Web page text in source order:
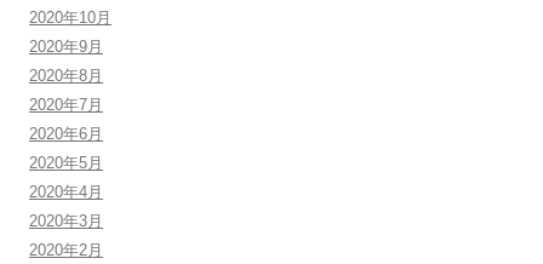
2020年10月
2020年9月
2020年8月
2020年7月
2020年6月
2020年5月
2020年4月
2020年3月
2020年2月